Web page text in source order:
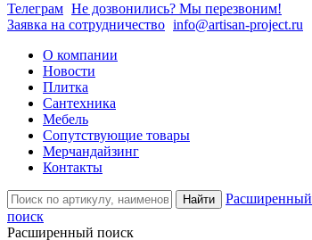
Телеграм Не дозвонились? Мы перезвоним!
Заявка на сотрудничество info@artisan-project.ru
О компании
Новости
Плитка
Сантехника
Мебель
Сопутствующие товары
Мерчандайзинг
Контакты
Найти
Расширенный
поиск
Расширенный поиск